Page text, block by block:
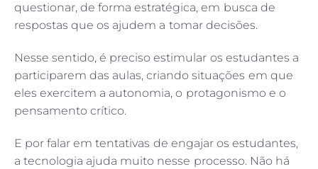
questionar, de forma estratégica, em busca de
respostas que os ajudem a tomar decisões.
Nesse sentido, é preciso estimular os estudantes a
participarem das aulas, criando situações em que
eles exercitem a autonomia, o protagonismo e o
pensamento crítico.
E por falar em tentativas de engajar os estudantes,
a tecnologia ajuda muito nesse processo. Não há